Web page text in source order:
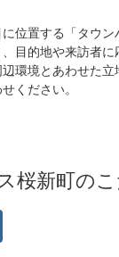
位置する「タウ
目的地や来訪者
環境とあわせた
ください。
桜新町のこ